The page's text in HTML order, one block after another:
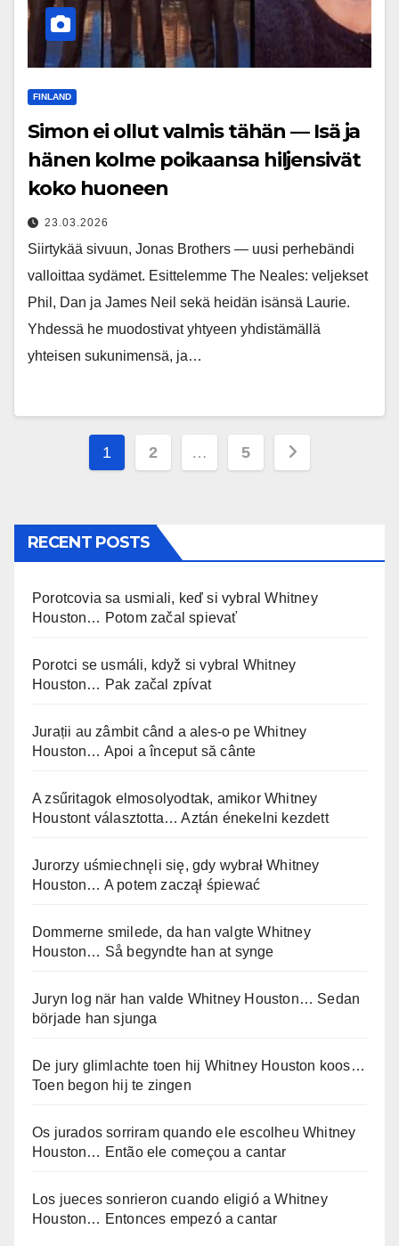
FINLAND
Simon ei ollut valmis tähän — Isä ja
hänen kolme poikaansa hiljensivät
koko huoneen
23.03.2026
Siirtykää sivuun, Jonas Brothers — uusi perhebändi
valloittaa sydämet. Esittelemme The Neales: veljekset
Phil, Dan ja James Neil sekä heidän isänsä Laurie.
Yhdessä he muodostivat yhtyeen yhdistämällä
yhteisen sukunimensä, ja…
Posts
1 2 … 5
RECENT POSTS
Porotcovia sa usmiali, keď si vybral Whitney
Houston… Potom začal spievať
Porotci se usmáli, když si vybral Whitney
Houston… Pak začal zpívat
Jurații au zâmbit când a ales-o pe Whitney
Houston… Apoi a început să cânte
A zsűritagok elmosolyodtak, amikor Whitney
Houstont választotta… Aztán énekelni kezdett
Jurorzy uśmiechnęli się, gdy wybrał Whitney
Houston… A potem zaczął śpiewać
Dommerne smilede, da han valgte Whitney
Houston… Så begyndte han at synge
Juryn log när han valde Whitney Houston… Sedan
började han sjunga
De jury glimlachte toen hij Whitney Houston koos…
Toen begon hij te zingen
Os jurados sorriram quando ele escolheu Whitney
Houston… Então ele começou a cantar
Los jueces sonrieron cuando eligió a Whitney
Houston… Entonces empezó a cantar